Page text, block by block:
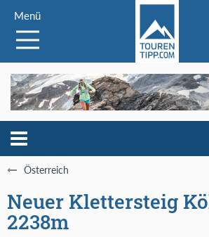
Menü
Österreich
Neuer Klettersteig
2238m